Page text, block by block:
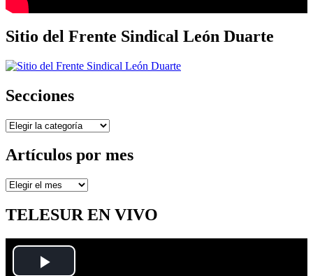
Sitio del Frente Sindical León Duarte
Secciones
Secciones
Artículos por mes
Artículos
mes
TELESUR EN VIVO